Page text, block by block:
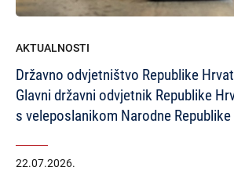
AKTUALNOSTI
Državno odvjetništvo Republike
Glavni državni odvjetnik Republike
s veleposlanikom Narodne Republike
22.07.2026.